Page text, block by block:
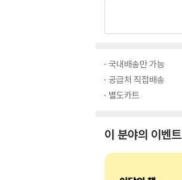
국내배송만 가능
공급처 직접배송
별도카트
이 분야의 이벤트